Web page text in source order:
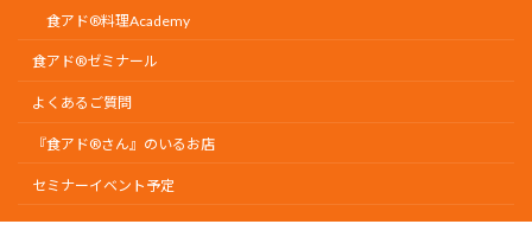
食アド®︎料理Academy
食アド®ゼミナール
よくあるご質問
『食アド®︎さん』のいるお店
セミナーイベント予定